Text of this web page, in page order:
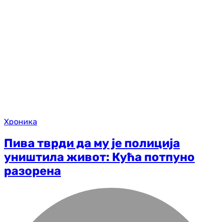
Хроника
Пива тврди да му је полиција
уништила живот: Кућа потпуно
разорена